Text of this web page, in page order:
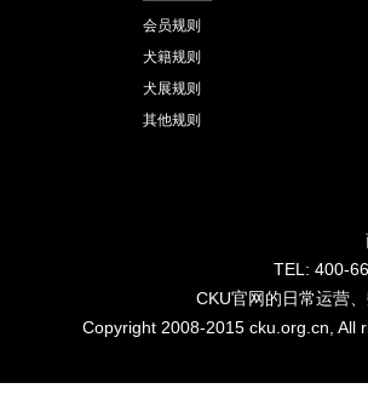
会员规则
犬籍规则
犬展规则
其他规则
TEL: 400-
CKU官网的日常运营
Copyright 2008-2015 cku.org.cn,